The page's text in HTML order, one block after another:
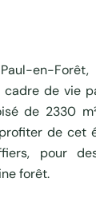
en-
cadre de vie
de 2330
de cet
pour
forêt.